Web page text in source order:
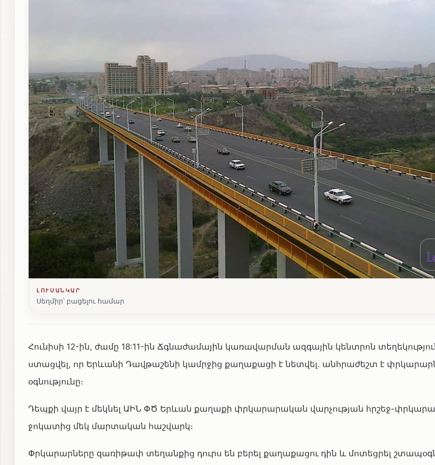
ԼՈՒՍԱՆԿԱՐ
Սեղմիր՝ բացելու համար
Հունիսի 12-ին, ժամը 18:11-ին Ճգնաժամային կառավարման ազգային կենտրոն
ստացվել, որ Երևանի Դավթաշենի կամրջից քաղաքացի է նետվել․ անհրաժեշտ է
օգնությունը։
Դեպքի վայր է մեկնել ԱԻՆ ՓԾ Երևան քաղաքի փրկարարական վարչության հրշեջ-
ջոկատից մեկ մարտական հաշվարկ։
Փրկարարները զառիթափ տեղանքից դուրս են բերել քաղաքացու դին և մոտեցրել